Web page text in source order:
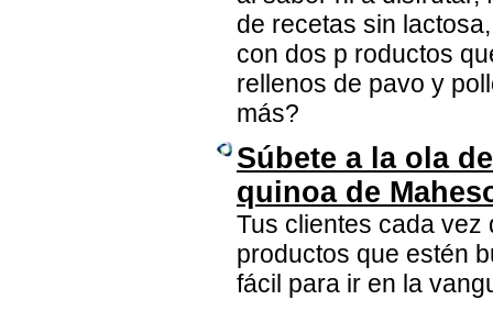
de recetas sin
con dos p roductos
rellenos de pavo y
más?
Súbete a la ola
quinoa de
Tus clientes cada vez
productos que estén
fácil para ir en la